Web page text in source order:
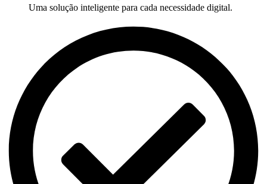
Uma solução inteligente para cada necessidade digital.